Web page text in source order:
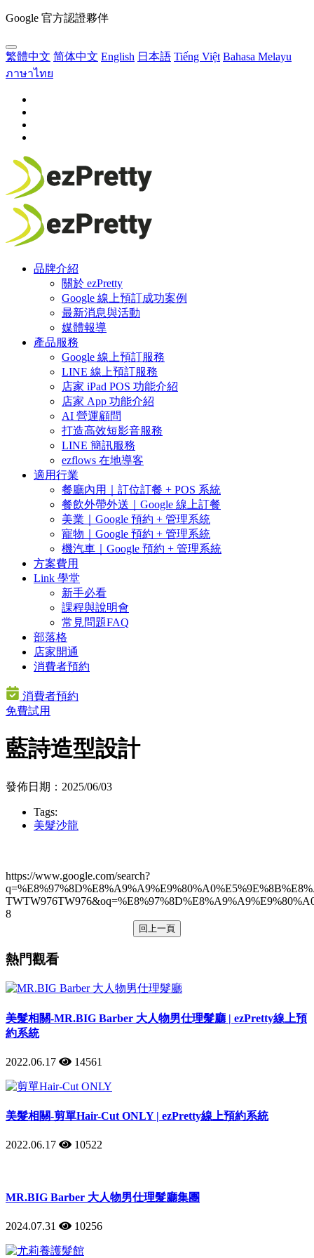
Google 官方認證夥伴
繁體中文 简体中文 English 日本語 Tiếng Việt Bahasa Melayu
ภาษาไทย
品牌介紹
關於 ezPretty
Google 線上預訂成功案例
最新消息與活動
媒體報導
產品服務
Google 線上預訂服務
LINE 線上預訂服務
店家 iPad POS 功能介紹
店家 App 功能介紹
AI 營運顧問
打造高效短影音服務
LINE 簡訊服務
ezflows 在地導客
適用行業
餐廳內用｜訂位訂餐 + POS 系統
餐飲外帶外送｜Google 線上訂餐
美業｜Google 預約 + 管理系統
寵物｜Google 預約 + 管理系統
機汽車｜Google 預約 + 管理系統
方案費用
Link 學堂
新手必看
課程與說明會
常見問題FAQ
部落格
店家開通
消費者預約
消費者預約
免費試用
藍詩造型設計
發佈日期：2025/06/03
Tags:
美髮沙龍
https://www.google.com/search?
8
回上一頁
熱門觀看
美髮相關-MR.BIG Barber 大人物男仕理髮廳 | ezPretty線上預
約系統
2022.06.17 14561
美髮相關-剪單Hair-Cut ONLY | ezPretty線上預約系統
2022.06.17 10522
MR.BIG Barber 大人物男仕理髮廳集團
2024.07.31 10256